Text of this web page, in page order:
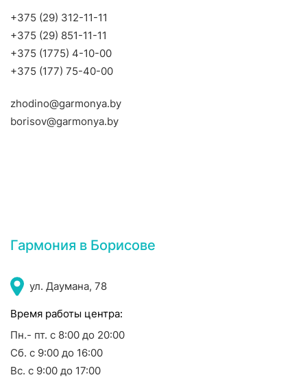
+375 (29) 312-11-11
+375 (29) 851-11-11
+375 (1775) 4-10-00
+375 (177) 75-40-00
zhodino@garmonya.by
borisov@garmonya.by
Гармония в Борисове
ул. Даумана, 78
Время работы центра:
Пн.- пт. с 8:00 до 20:00
Сб. с 9:00 до 16:00
Вс. с 9:00 до 17:00